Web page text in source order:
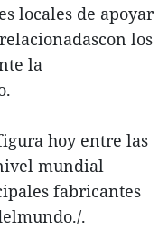
locales de apoyar
los
la
hoy entre las
mundial
fabricantes
.